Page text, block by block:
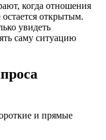
когда отношения
открытым.
увидеть
саму ситуацию
и прямые